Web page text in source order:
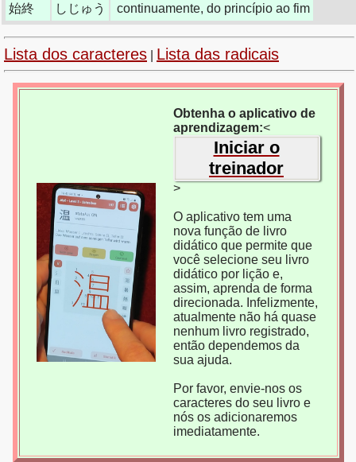
始終
しじゅう continuamente, do princípio ao fim
Lista dos caracteres Lista das radicais
Obtenha o aplicativo de
aprendizagem:<
Iniciar o
treinador
>
O aplicativo tem uma
nova função de livro
didático que permite que
você selecione seu livro
didático por lição e,
assim, aprenda de forma
direcionada. Infelizmente,
atualmente não há quase
nenhum livro registrado,
então dependemos da
sua ajuda.
Por favor, envie-nos os
caracteres do seu livro e
nós os adicionaremos
imediatamente.